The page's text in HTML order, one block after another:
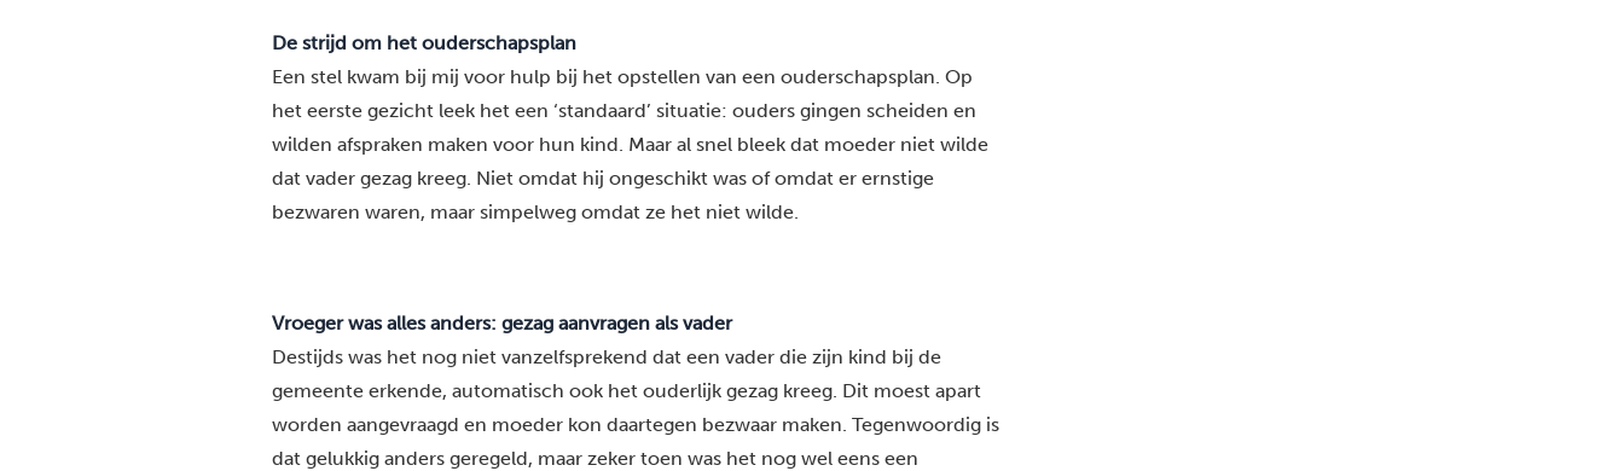
De strijd om het ouderschapsplan
Een stel kwam bij mij voor hulp bij het opstellen van een ouderschapsplan. Op
het eerste gezicht leek het een ‘standaard’ situatie: ouders gingen scheiden en
wilden afspraken maken voor hun kind. Maar al snel bleek dat moeder niet wilde
dat vader gezag kreeg. Niet omdat hij ongeschikt was of omdat er ernstige
bezwaren waren, maar simpelweg omdat ze het niet wilde.
Vroeger was alles anders: gezag aanvragen als vader
Destijds was het nog niet vanzelfsprekend dat een vader die zijn kind bij de
gemeente erkende, automatisch ook het ouderlijk gezag kreeg. Dit moest apart
worden aangevraagd en moeder kon daartegen bezwaar maken. Tegenwoordig is
dat gelukkig anders geregeld, maar zeker toen was het nog wel eens een